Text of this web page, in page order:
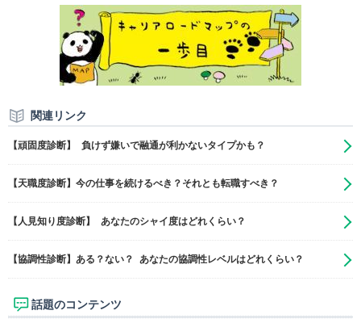
関連リンク
【頑固度診断】 負けず嫌いで融通が利かないタイプかも？
【天職度診断】今の仕事を続けるべき？それとも転職すべき？
【人見知り度診断】 あなたのシャイ度はどれくらい？
【協調性診断】ある？ない？ あなたの協調性レベルはどれくらい？
話題のコンテンツ